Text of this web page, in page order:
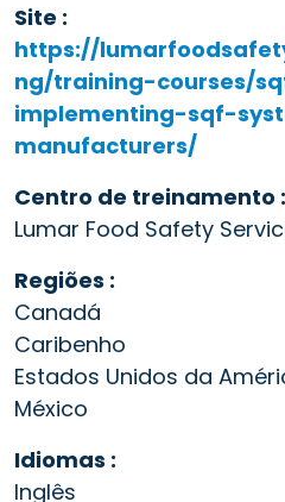
Site :
https://
ng/training-courses/
implementing-sqf-
manufacturers/
Centro de treinamento :
Lumar Food Safety
Regiões :
Canadá
Caribenho
Estados Unidos da
México
Idiomas :
Inglês